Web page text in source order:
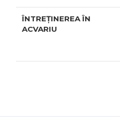
ÎNTREȚINEREA ÎN
ACVARIU